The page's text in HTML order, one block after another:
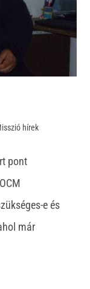
hírek
pont
e és
már